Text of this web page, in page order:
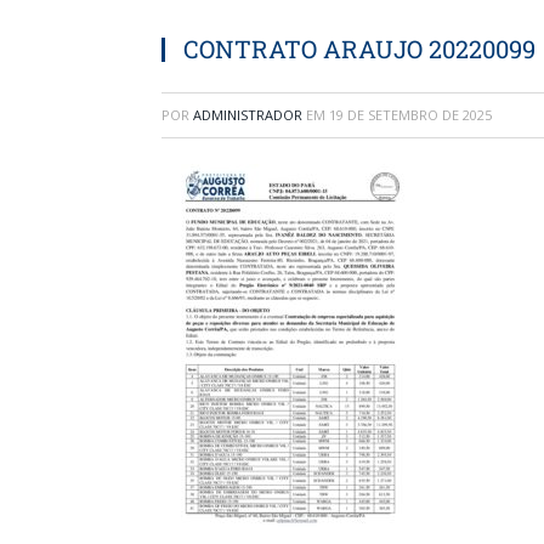
CONTRATO ARAUJO 20220099
POR ADMINISTRADOR EM 19 DE SETEMBRO DE 2025